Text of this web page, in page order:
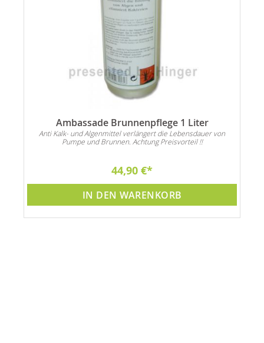
Ambassade Brunnenpflege 1 Liter
Anti Kalk- und Algenmittel verlängert die Lebensdauer von
Pumpe und Brunnen. Achtung Preisvorteil !!
44,90 €
IN DEN WARENKORB